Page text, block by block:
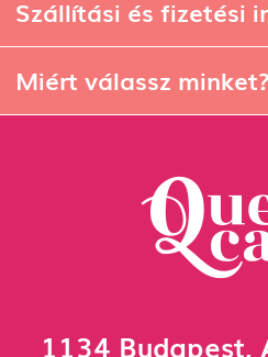
Szállítási és fizetési
Miért válassz minket?
1134 Budapest,